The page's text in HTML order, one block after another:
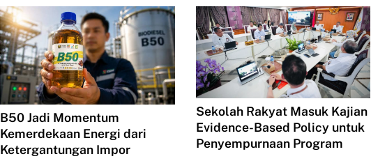
B50 Jadi Momentum
Kemerdekaan Energi dari
Ketergantungan Impor
Sekolah Rakyat Masuk Kajian
Evidence-Based Policy untuk
Penyempurnaan Program